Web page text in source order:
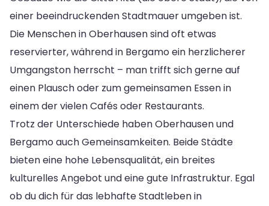
einer beeindruckenden Stadtmauer umgeben ist.
Die Menschen in Oberhausen sind oft etwas
reservierter, während in Bergamo ein herzlicherer
Umgangston herrscht – man trifft sich gerne auf
einen Plausch oder zum gemeinsamen Essen in
einem der vielen Cafés oder Restaurants.
Trotz der Unterschiede haben Oberhausen und
Bergamo auch Gemeinsamkeiten. Beide Städte
bieten eine hohe Lebensqualität, ein breites
kulturelles Angebot und eine gute Infrastruktur. Egal
ob du dich für das lebhafte Stadtleben in